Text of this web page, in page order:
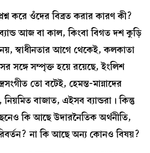
করে ওঁদের বিব্রত করার কারণ কী?
আজ বা কাল, কিংবা বিগত দশ কুড়ি
স্বাধীনতার আগে থেকেই, কলকাতা
সঙ্গে সম্পৃক্ত হয়ে রয়েছে, ইংলিশ
তো বটেই, হেমন্ত-মান্নাদের
বাজাত, এইসব ব্যান্ডরা। কিন্তু
কি আছে উদারনৈতিক অর্থনীতি,
না কি আছে অন্য কোনও বিষয়?